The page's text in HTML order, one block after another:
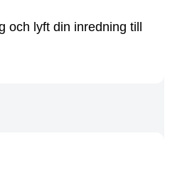
och lyft din inredning till